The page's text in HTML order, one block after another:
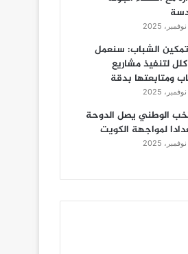
تمكين الشباب: سنعمل
لتنفيذ مشاريع
ومتابعتها بدقة
الوطني يصل الدوحة
لمواجهة الكويت